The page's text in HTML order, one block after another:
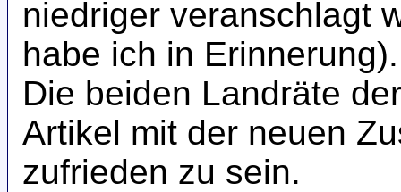
niedriger veranschlagt
habe ich in Erinnerung).
Die beiden Landräte
Artikel mit der neuen
zufrieden zu sein.